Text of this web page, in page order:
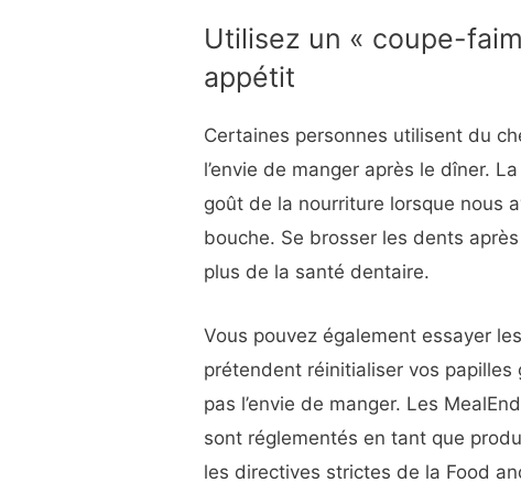
Utilisez un « coupe-
appétit
Certaines personnes utilisent du
l’envie de manger après le dîner.
goût de la nourriture lorsque nous
bouche. Se brosser les dents
plus de la santé dentaire.
Vous pouvez également essayer les
prétendent réinitialiser vos
pas l’envie de manger. Les
sont réglementés en tant que
les directives strictes de la Food